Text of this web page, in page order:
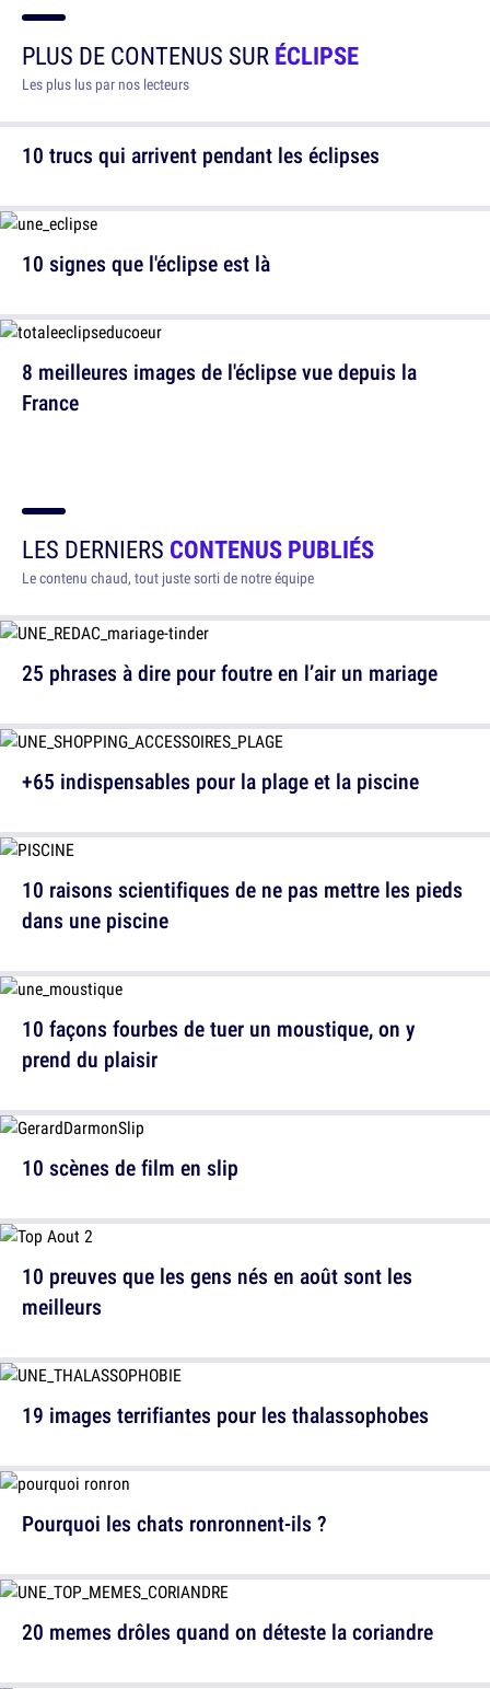
PLUS DE CONTENUS SURÉCLIPSE
Les plus lus par nos lecteurs
10 signes que l'éclipse est là
10 trucs qui arrivent pendant les éclipses
8 meilleures images de l'éclipse vue depuis la
France
LES DERNIERS CONTENUS PUBLIÉS
Le contenu chaud, tout juste sorti de notre équipe
25 phrases à dire pour foutre en l’air un mariage
10 raisons scientifiques de ne pas mettre les pieds
dans une piscine
10 scènes de film en slip
19 images terrifiantes pour les thalassophobes
20 memes drôles quand on déteste la coriandre
+65 indispensables pour la plage et la piscine
10 façons fourbes de tuer un moustique, on y
prend du plaisir
10 preuves que les gens nés en août sont les
meilleurs
Pourquoi les chats ronronnent-ils ?